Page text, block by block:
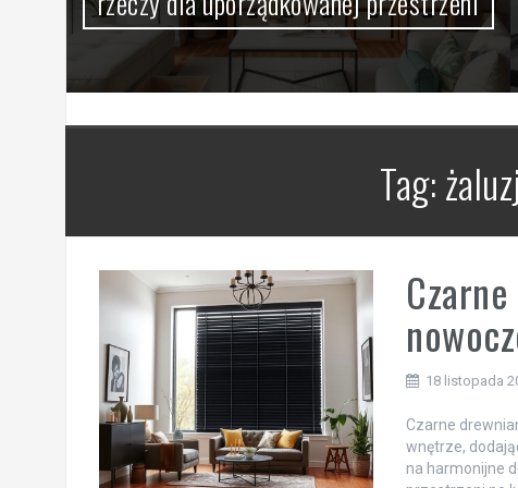
Tag:
18 listopada
Czarne
wnętrze,
na harmonijne